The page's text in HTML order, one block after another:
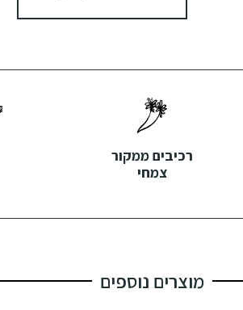
רכיבים ממקור
צמחי
מוצרים נוספים